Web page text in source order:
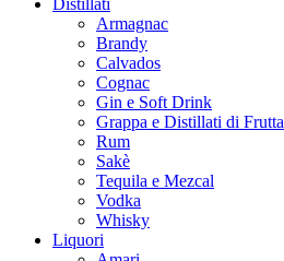
Armagnac
Brandy
Calvados
Cognac
Gin e Soft Drink
Grappa e Distillati di Frutta
Rum
Sakè
Tequila e Mezcal
Vodka
Whisky
Liquori